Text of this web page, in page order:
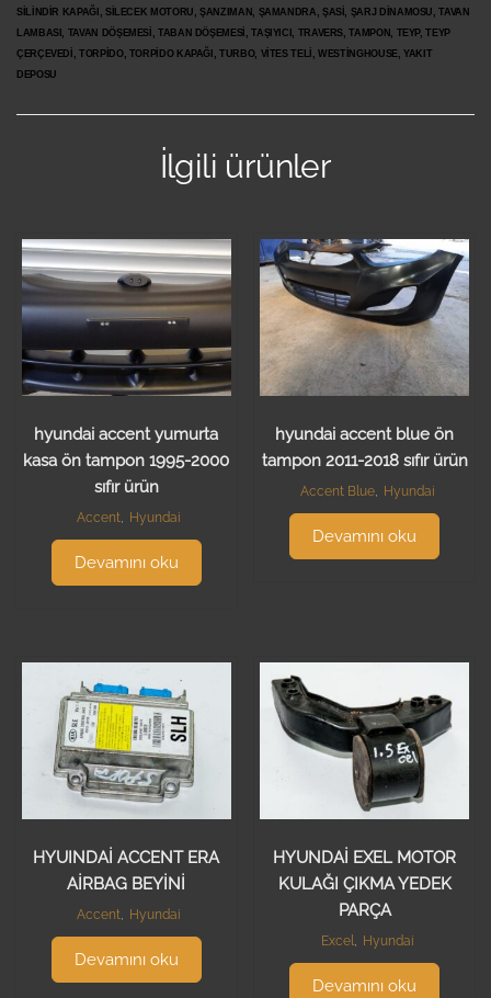
SİLİNDİR KAPAĞI, SİLECEK MOTORU, ŞANZIMAN, ŞAMANDRA, ŞASİ, ŞARJ DİNAMOSU, TAVAN
LAMBASI, TAVAN DÖŞEMESİ, TABAN DÖŞEMESİ, TAŞIYICI, TRAVERS, TAMPON, TEYP, TEYP
ÇERÇEVEDİ, TORPİDO, TORPİDO KAPAĞI, TURBO, VİTES TELİ, WESTİNGHOUSE, YAKIT
DEPOSU
İlgili ürünler
hyundai accent yumurta
kasa ön tampon 1995-2000
sıfır ürün
Accent, Hyundai
Devamını oku
hyundai accent blue ön
tampon 2011-2018 sıfır ürün
Accent Blue, Hyundai
Devamını oku
HYUINDAİ ACCENT ERA
AİRBAG BEYİNİ
Accent, Hyundai
Devamını oku
HYUNDAİ EXEL MOTOR
KULAĞI ÇIKMA YEDEK
PARÇA
Excel, Hyundai
Devamını oku